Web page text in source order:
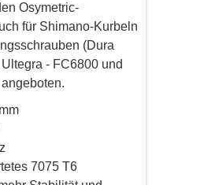
Osymetric-
für Shimano-Kurbeln
(Dura
- FC6800 und
7075 T6